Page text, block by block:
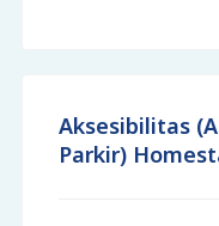
Aksesibilitas
Parkir)